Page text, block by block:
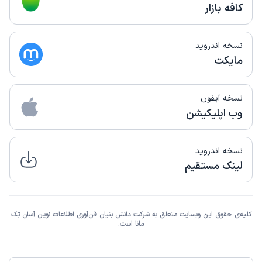
کافه بازار
نسخه اندروید
مایکت
نسخه آیفون
وب اپلیکیشن
نسخه اندروید
لینک مستقیم
کلیه‌ی حقوق این وبسایت متعلق به شرکت دانش بنیان فن‌آوری اطلاعات نوین آسان تِک
مانا است.